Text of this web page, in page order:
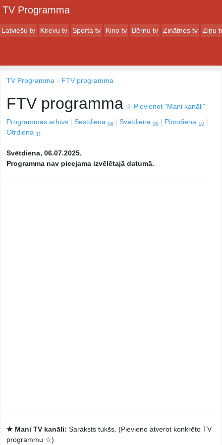
TV Programma
Latviešu tv Krievu tv Sporta tv Kino tv Bērnu tv Zinātnes tv Ziņu
TV Programma FTV programma
FTV programma ☆ Pievienot "Mani kanāli"
Programmas arhīvs
Sestdiena 08 Svētdiena 09 Pirmdiena 10
Otrdiena 11
Svētdiena, 06.07.2025.
Programma nav pieejama izvēlētajā datumā.
★ Mani TV kanāli: Saraksts tukšs. (Pievieno atverot konkrēto TV
programmu ☆)